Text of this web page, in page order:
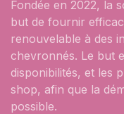
Fondée en 2022, la
but de fournir
renouvelable à des
chevronnés. Le but
disponibilités, et les
shop, afin que la
possible.